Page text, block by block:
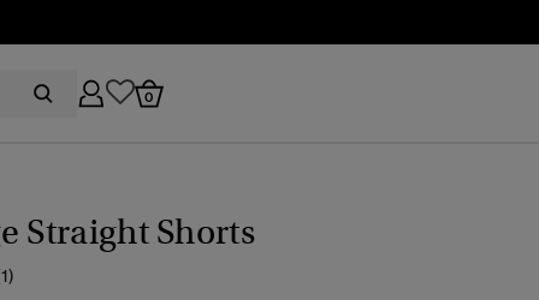
0
Straight Shorts